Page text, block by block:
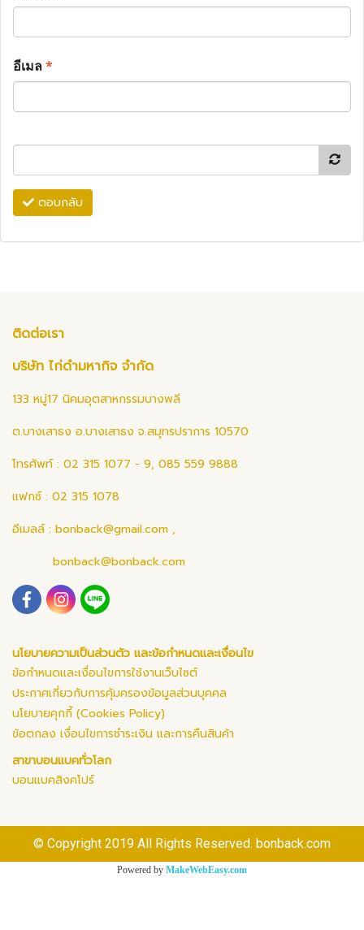
อีเมล*
ตอบกลับ
ติดต่อเรา
บริษัท ไก่ดำมหากิจ จำกัด
133 หมู่17 นิคมอุตสาหกรรมบางพลี
ต.บางเสาธง อ.บางเสาธง จ.สมุทรปราการ 10570
โทรศัพท์ : 02 315 1077 - 9, 085 559 9888
แฟกซ์ : 02 315 1078
อีเมลล์ : bonback@gmail.com ,
bonback@bonback.com
นโยบายความเป็นส่วนตัว และข้อกำหนดและเงื่อนไข
ข้อกำหนดและเงื่อนไขการใช้งานเว็บไซต์
ประกาศเกี่ยวกับการคุ้มครองข้อมูลส่วนบุคคล
นโยบายคุกกี้ (Cookies Policy)
ข้อตกลง เงื่อนไขการชำระเงิน และการคืนสินค้า
สาขาบอนแบคทั่วโลก
บอนแบคสิงคโปร์
© Copyright 2019 All Rights Reserved. bonback.com
Powered by MakeWebEasy.com